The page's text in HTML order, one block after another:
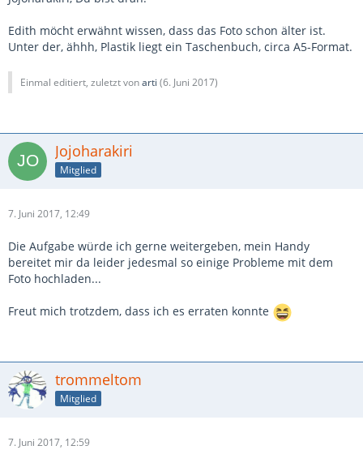
Edith möcht erwähnt wissen, dass das Foto schon älter ist.
Unter der, ähhh, Plastik liegt ein Taschenbuch, circa A5-Format.
Einmal editiert, zuletzt vonarti (6. Juni 2017)
Jojoharakiri
Mitglied
7. Juni 2017, 12:49
Die Aufgabe würde ich gerne weitergeben, mein Handy
bereitet mir da leider jedesmal so einige Probleme mit dem
Foto hochladen...
Freut mich trotzdem, dass ich es erraten konnte
trommeltom
Mitglied
7. Juni 2017, 12:59